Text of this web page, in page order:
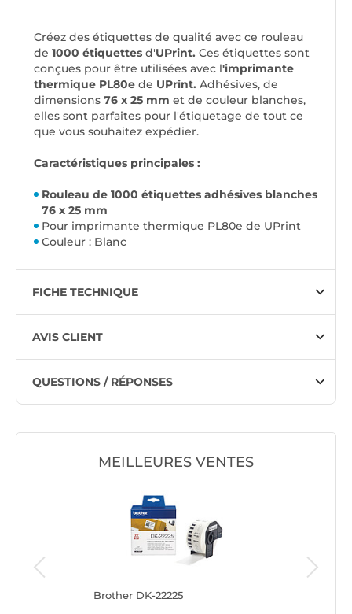
Créez des étiquettes de qualité avec ce rouleau
de 1000 étiquettes d'UPrint. Ces étiquettes sont
conçues pour être utilisées avec l'imprimante
thermique PL80e de UPrint. Adhésives, de
dimensions 76 x 25 mm et de couleur blanches,
elles sont parfaites pour l'étiquetage de tout ce
que vous souhaitez expédier.
Caractéristiques principales :
Rouleau de 1000 étiquettes adhésives blanches
76 x 25 mm
Pour imprimante thermique PL80e de UPrint
Couleur : Blanc
FICHE TECHNIQUE
AVIS CLIENT
QUESTIONS / RÉPONSES
MEILLEURES VENTES
Brother DK-22225